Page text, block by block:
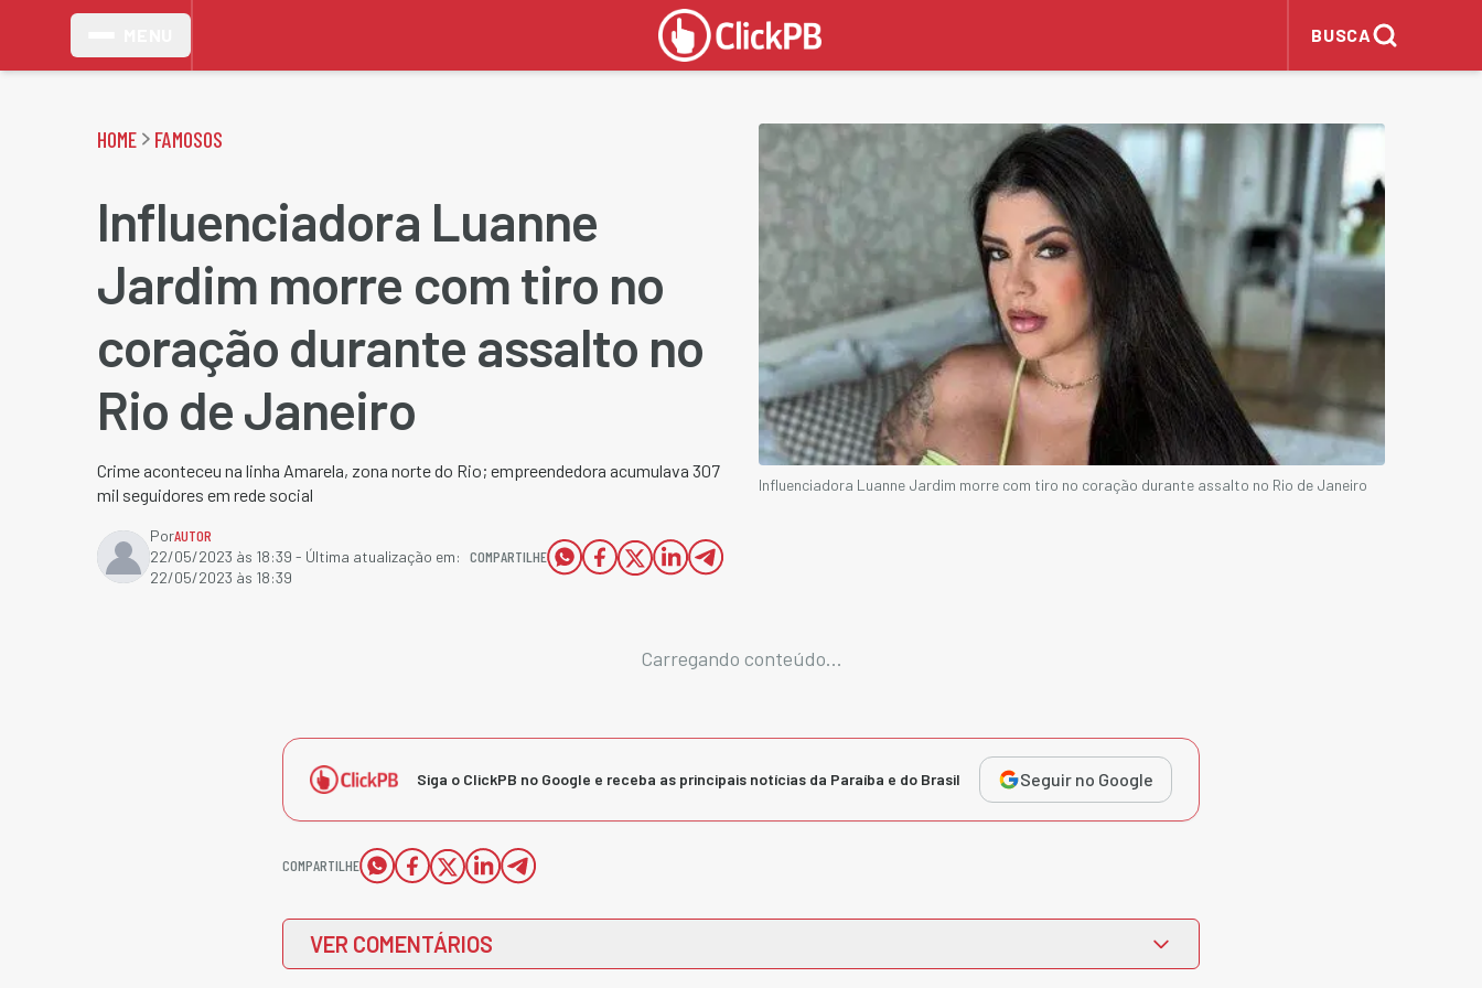
BUSCA
HOME FAMOSOS
Influenciadora Luanne
Jardim morre com tiro no
coração durante assalto no
Rio de Janeiro
Crime aconteceu na linha Amarela, zona norte do Rio; empreendedora acumulava 307
mil seguidores em rede social
PorAUTOR
22/05/2023 às 18:39 - Última atualização em:
22/05/2023 às 18:39
COMPARTILHE
Influenciadora Luanne Jardim morre com tiro no coração durante assalto no Rio de Janeiro
Carregando conteúdo...
Siga o ClickPB no Google e receba as principais notícias da Paraíba e do Brasil Seguir no Google
COMPARTILHE
VER COMENTÁRIOS